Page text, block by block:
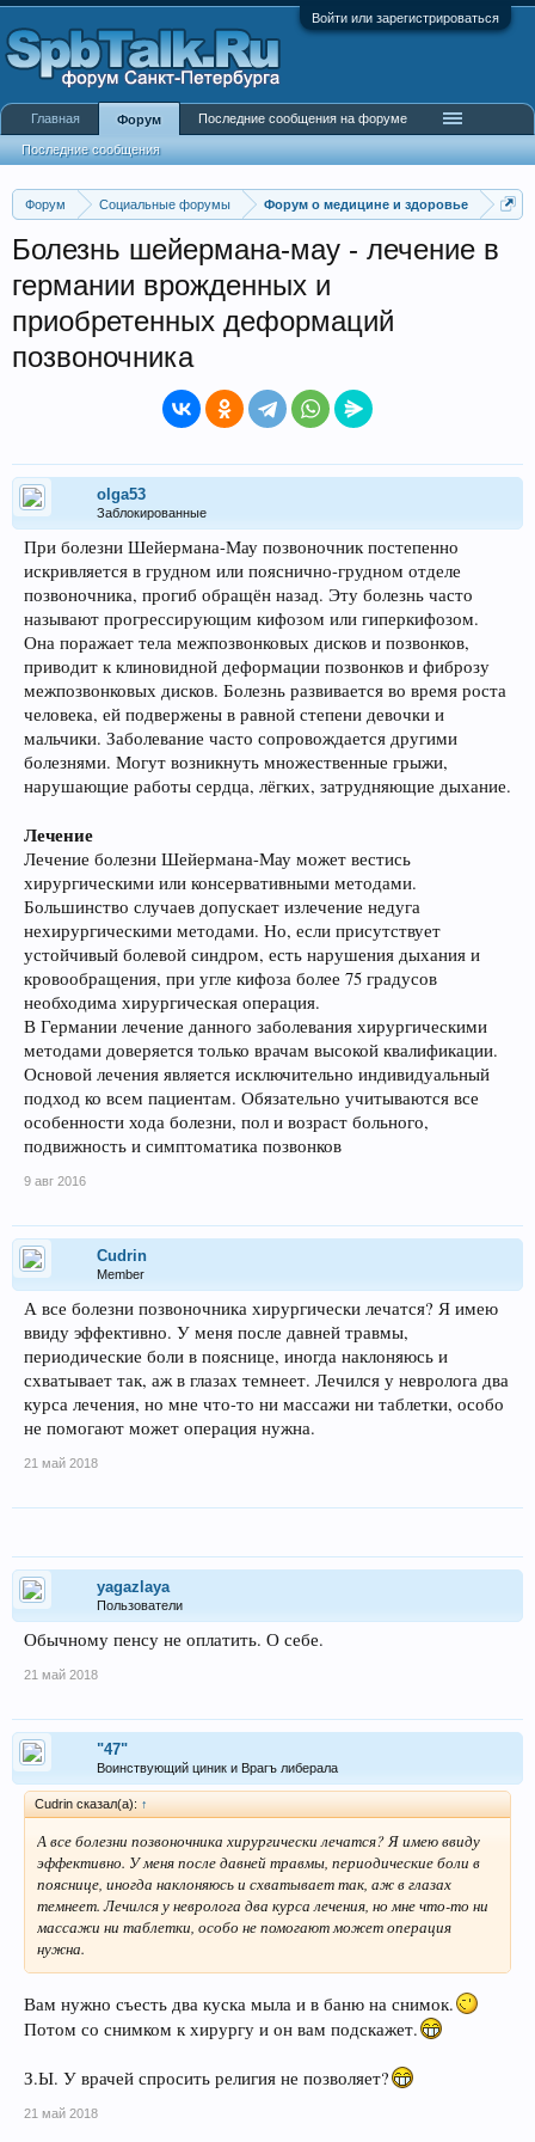
Войти или зарегистрироваться
Форум Социальные форумы Форум о медицине и здоровье
Болезнь шейермана-мау - лечение в
германии врожденных и
приобретенных деформаций
позвоночника
olga53
Заблокированные
При болезни Шейермана-Мау позвоночник постепенно
искривляется в грудном или пояснично-грудном отделе
позвоночника, прогиб обращён назад. Эту болезнь часто
называют прогрессирующим кифозом или гиперкифозом.
Она поражает тела межпозвонковых дисков и позвонков,
приводит к клиновидной деформации позвонков и фиброзу
межпозвонковых дисков. Болезнь развивается во время роста
человека, ей подвержены в равной степени девочки и
мальчики. Заболевание часто сопровождается другими
болезнями. Могут возникнуть множественные грыжи,
нарушающие работы сердца, лёгких, затрудняющие дыхание.
Лечение
Лечение болезни Шейермана-Мау может вестись
хирургическими или консервативными методами.
Большинство случаев допускает излечение недуга
нехирургическими методами. Но, если присутствует
устойчивый болевой синдром, есть нарушения дыхания и
кровообращения, при угле кифоза более 75 градусов
необходима хирургическая операция.
В Германии лечение данного заболевания хирургическими
методами доверяется только врачам высокой квалификации.
Основой лечения является исключительно индивидуальный
подход ко всем пациентам. Обязательно учитываются все
особенности хода болезни, пол и возраст больного,
подвижность и симптоматика позвонков
9 авг 2016
Сudrin
Member
А все болезни позвоночника хирургически лечатся? Я имею
ввиду эффективно. У меня после давней травмы,
периодические боли в пояснице, иногда наклоняюсь и
схватывает так, аж в глазах темнеет. Лечился у невролога два
курса лечения, но мне что-то ни массажи ни таблетки, особо
не помогают может операция нужна.
21 май 2018
yagazlaya
Пользователи
Обычному пенсу не оплатить. О себе.
21 май 2018
"47"
Воинствующий циник и Врагъ либерала
Сudrin сказал(а): ↑
А все болезни позвоночника хирургически лечатся? Я имею ввиду
эффективно. У меня после давней травмы, периодические боли в
пояснице, иногда наклоняюсь и схватывает так, аж в глазах
темнеет. Лечился у невролога два курса лечения, но мне что-то ни
массажи ни таблетки, особо не помогают может операция
нужна.
Вам нужно съесть два куска мыла и в баню на снимок.
Потом со снимком к хирургу и он вам подскажет.
З.Ы. У врачей спросить религия не позволяет?
21 май 2018
Главная Форум
Последние сообщения
Последние сообщения на форуме